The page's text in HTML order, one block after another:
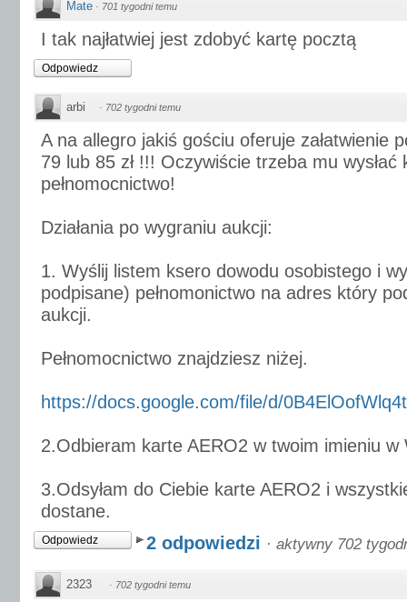
Mate · 701 tygodni temu
I tak najłatwiej jest zdobyć kartę pocztą
Odpowiedz
arbi · 702 tygodni temu
A na allegro jakiś gościu oferuje załatwienie
79 lub 85 zł !!! Oczywiście trzeba mu
pełnomocnictwo!
Działania po wygraniu aukcji:
1. Wyślij listem ksero dowodu osobistego i
podpisane) pełnomonictwo na adres który
aukcji.
Pełnomocnictwo znajdziesz niżej.
https://docs.google.com/file/d/
2.Odbieram karte AERO2 w twoim imieniu w
3.Odsyłam do Ciebie karte AERO2 i
dostane.
Odpowiedz 2 odpowiedzi · aktywny 702
2323 · 702 tygodni temu